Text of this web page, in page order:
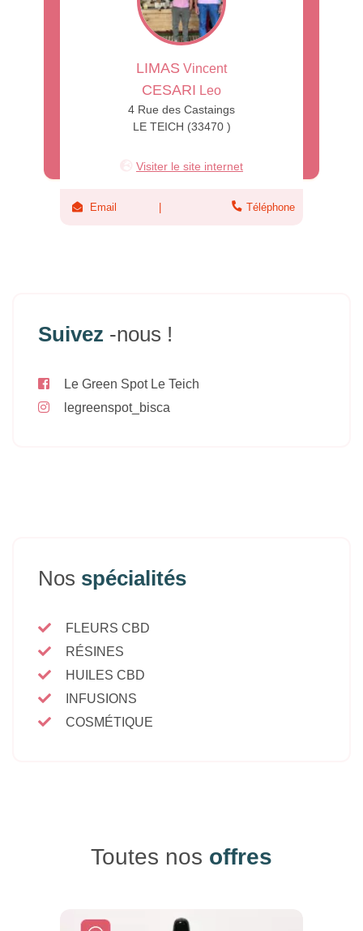
LIMAS Vincent
CESARI Leo
4 Rue des Castaings
LE TEICH (33470 )
Visiter le site internet
Email Téléphone
Suivez -nous !
Le Green Spot Le Teich
legreenspot_bisca
Nos spécialités
FLEURS CBD
RÉSINES
HUILES CBD
INFUSIONS
COSMÉTIQUE
Toutes nos offres